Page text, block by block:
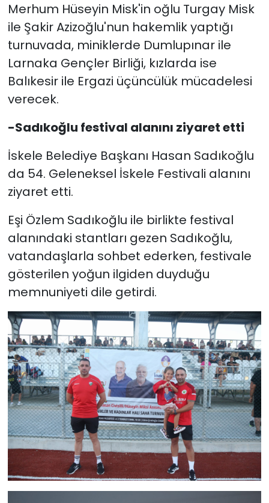
Merhum Hüseyin Misk'in oğlu Turgay Misk
ile Şakir Azizoğlu'nun hakemlik yaptığı
turnuvada, miniklerde Dumlupınar ile
Larnaka Gençler Birliği, kızlarda ise
Balıkesir ile Ergazi üçüncülük mücadelesi
verecek.
-Sadıkoğlu festival alanını ziyaret etti
İskele Belediye Başkanı Hasan Sadıkoğlu
da 54. Geleneksel İskele Festivali alanını
ziyaret etti.
Eşi Özlem Sadıkoğlu ile birlikte festival
alanındaki stantları gezen Sadıkoğlu,
vatandaşlarla sohbet ederken, festivale
gösterilen yoğun ilgiden duyduğu
memnuniyeti dile getirdi.